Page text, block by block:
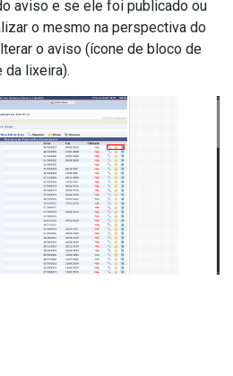
aviso e se ele foi publicado ou
o mesmo na perspectiva do
o aviso (ícone de bloco de
da lixeira).